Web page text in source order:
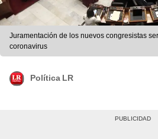
Juramentación de los nuevos congresistas
coronavirus
Política LR